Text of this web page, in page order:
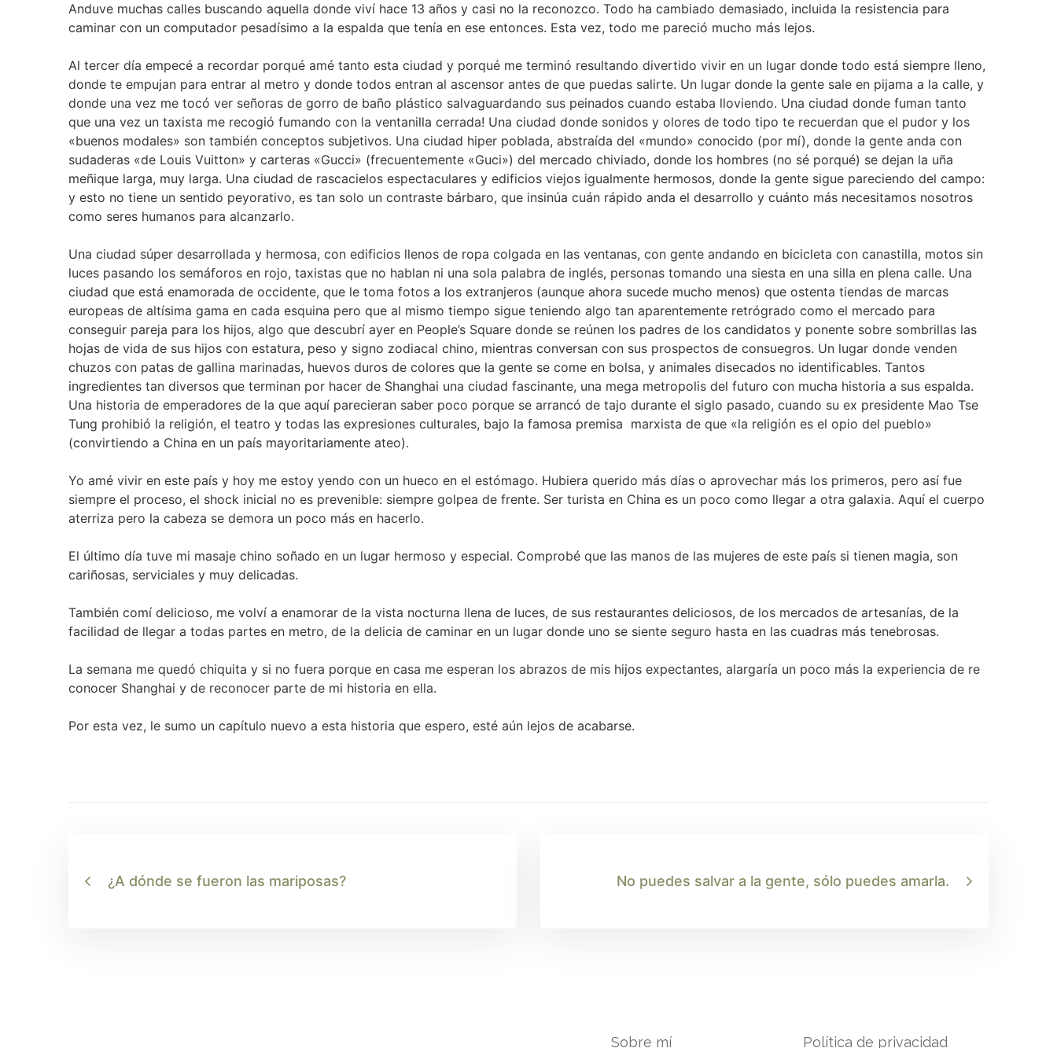
Anduve muchas calles buscando aquella donde viví hace 13 años y casi no la reconozco. Todo ha cambiado demasiado, incluida la resistencia para
caminar con un computador pesadísimo a la espalda que tenía en ese entonces. Esta vez, todo me pareció mucho más lejos.
Al tercer día empecé a recordar porqué amé tanto esta ciudad y porqué me terminó resultando divertido vivir en un lugar donde todo está siempre lleno,
donde te empujan para entrar al metro y donde todos entran al ascensor antes de que puedas salirte. Un lugar donde la gente sale en pijama a la calle, y
donde una vez me tocó ver señoras de gorro de baño plástico salvaguardando sus peinados cuando estaba lloviendo. Una ciudad donde fuman tanto
que una vez un taxista me recogió fumando con la ventanilla cerrada! Una ciudad donde sonidos y olores de todo tipo te recuerdan que el pudor y los
«buenos modales» son también conceptos subjetivos. Una ciudad hiper poblada, abstraída del «mundo» conocido (por mí), donde la gente anda con
sudaderas «de Louis Vuitton» y carteras «Gucci» (frecuentemente «Guci») del mercado chiviado, donde los hombres (no sé porqué) se dejan la uña
meñique larga, muy larga. Una ciudad de rascacielos espectaculares y edificios viejos igualmente hermosos, donde la gente sigue pareciendo del campo:
y esto no tiene un sentido peyorativo, es tan solo un contraste bárbaro, que insinúa cuán rápido anda el desarrollo y cuánto más necesitamos nosotros
como seres humanos para alcanzarlo.
Una ciudad súper desarrollada y hermosa, con edificios llenos de ropa colgada en las ventanas, con gente andando en bicicleta con canastilla, motos sin
luces pasando los semáforos en rojo, taxistas que no hablan ni una sola palabra de inglés, personas tomando una siesta en una silla en plena calle. Una
ciudad que está enamorada de occidente, que le toma fotos a los extranjeros (aunque ahora sucede mucho menos) que ostenta tiendas de marcas
europeas de altísima gama en cada esquina pero que al mismo tiempo sigue teniendo algo tan aparentemente retrógrado como el mercado para
conseguir pareja para los hijos, algo que descubrí ayer en People’s Square donde se reúnen los padres de los candidatos y ponente sobre sombrillas las
hojas de vida de sus hijos con estatura, peso y signo zodiacal chino, mientras conversan con sus prospectos de consuegros. Un lugar donde venden
chuzos con patas de gallina marinadas, huevos duros de colores que la gente se come en bolsa, y animales disecados no identificables. Tantos
ingredientes tan diversos que terminan por hacer de Shanghai una ciudad fascinante, una mega metropolis del futuro con mucha historia a sus espalda.
Una historia de emperadores de la que aquí parecieran saber poco porque se arrancó de tajo durante el siglo pasado, cuando su ex presidente Mao Tse
Tung prohibió la religión, el teatro y todas las expresiones culturales, bajo la famosa premisa marxista de que «la religión es el opio del pueblo»
(convirtiendo a China en un país mayoritariamente ateo).
Yo amé vivir en este país y hoy me estoy yendo con un hueco en el estómago. Hubiera querido más días o aprovechar más los primeros, pero así fue
siempre el proceso, el shock inicial no es prevenible: siempre golpea de frente. Ser turista en China es un poco como llegar a otra galaxia. Aquí el cuerpo
aterriza pero la cabeza se demora un poco más en hacerlo.
El último día tuve mi masaje chino soñado en un lugar hermoso y especial. Comprobé que las manos de las mujeres de este país si tienen magia, son
cariñosas, serviciales y muy delicadas.
También comí delicioso, me volví a enamorar de la vista nocturna llena de luces, de sus restaurantes deliciosos, de los mercados de artesanías, de la
facilidad de llegar a todas partes en metro, de la delicia de caminar en un lugar donde uno se siente seguro hasta en las cuadras más tenebrosas.
La semana me quedó chiquita y si no fuera porque en casa me esperan los abrazos de mis hijos expectantes, alargaría un poco más la experiencia de re
conocer Shanghai y de reconocer parte de mi historia en ella.
Por esta vez, le sumo un capítulo nuevo a esta historia que espero, esté aún lejos de acabarse.
¿A dónde se fueron las mariposas? No puedes salvar a la gente, sólo puedes amarla.
Sobre mí Política de privacidad